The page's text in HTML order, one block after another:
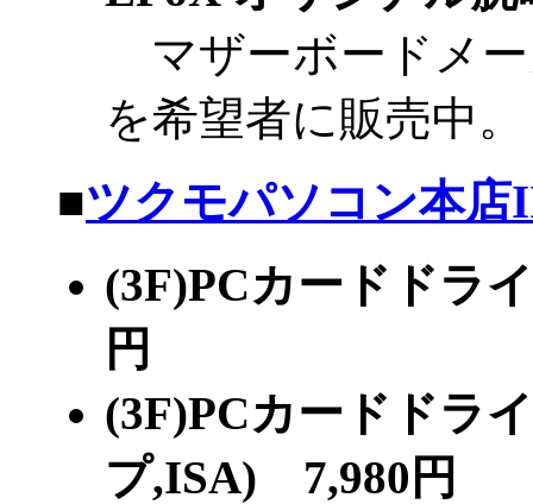
マザーボードメー
を希望者に販売中。
■ツクモパソコン本店
(3F)PCカードドラ
円
(3F)PCカードドラ
プ,ISA) 7,980円